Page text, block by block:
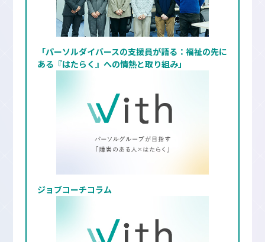
「パーソルダイバースの支援員が語る：福祉の先に
ある『はたらく』への情熱と取り組み」
ジョブコーチコラム